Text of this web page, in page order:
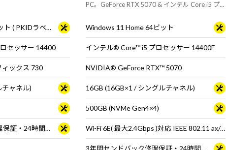
Windows 11 Pro 64ビット ( PKIDラベル貼付対応 )
セッサー 14400
ックス 730
ャネル)
3年間センドバック修理保証・24時間×365日電話サポート
PC。GeForce RTX 5070 & インテル Core i5 プ
や動画編集、配信におすすめです。
Windows 11 Home 64ビット
インテル® Core™ i5 プロセッサー 14400F
NVIDIA® GeForce RTX™ 5070
16GB (16GB×1 / シングルチャネル)
500GB (NVMe Gen4×4)
Wi-Fi 6E( 最大2.4Gbps )対応 IEEE 802.11 ax/ac/a/b/g/n準拠 ＋ Bluetooth 5内蔵
3年間センドバック修理保証・24時間×365日電話サポート